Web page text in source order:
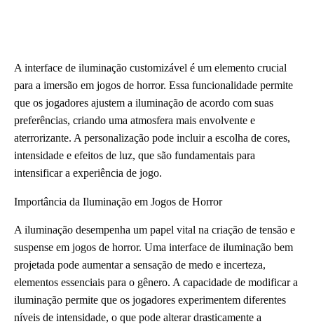
A interface de iluminação customizável é um elemento crucial
para a imersão em jogos de horror. Essa funcionalidade permite
que os jogadores ajustem a iluminação de acordo com suas
preferências, criando uma atmosfera mais envolvente e
aterrorizante. A personalização pode incluir a escolha de cores,
intensidade e efeitos de luz, que são fundamentais para
intensificar a experiência de jogo.
Importância da Iluminação em Jogos de Horror
A iluminação desempenha um papel vital na criação de tensão e
suspense em jogos de horror. Uma interface de iluminação bem
projetada pode aumentar a sensação de medo e incerteza,
elementos essenciais para o gênero. A capacidade de modificar a
iluminação permite que os jogadores experimentem diferentes
níveis de intensidade, o que pode alterar drasticamente a